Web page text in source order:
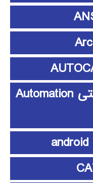
آموزش اتوماسیون صنعتی Automation